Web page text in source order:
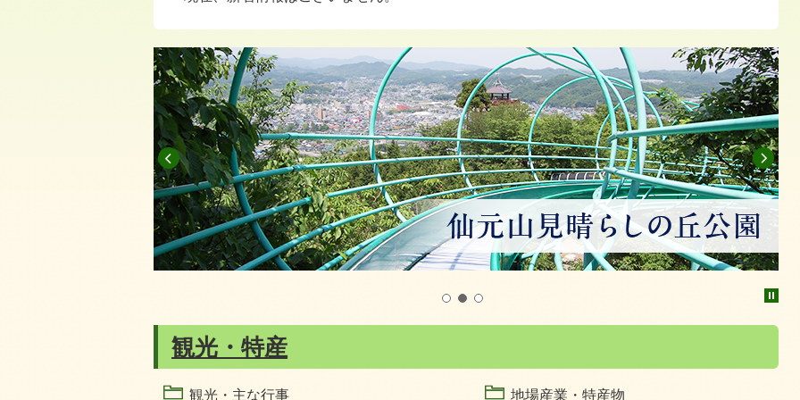
前へ 次
1 2 3
観光・特産
観光・主な行事 地場産業・特産物